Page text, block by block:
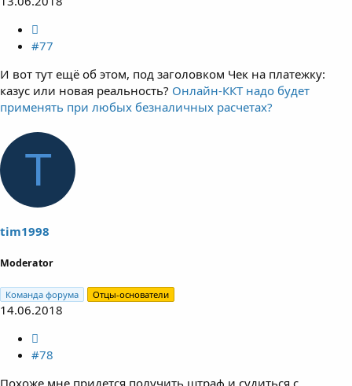
#77
И вот тут ещё об этом, под заголовком Чек на платежку:
казус или новая реальность? Онлайн-ККТ надо будет
применять при любых безналичных расчетах?
T
tim1998
Moderator
Команда форума Отцы-основатели
14.06.2018
#78